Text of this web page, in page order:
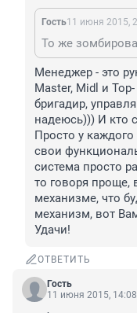
Гость11 июня 2015,
Менеджер - это
Master, Midl и
бригадир,
надеюсь))) И кто
Просто у
свои
система просто
то говоря проще,
механизме, что
механизм, вот
Удачи!
ОТВЕТИТЬ
Гость
11 июня 2015, 14:08